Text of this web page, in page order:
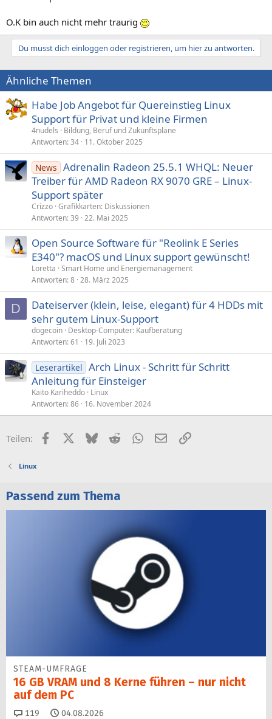
O.K bin auch nicht mehr traurig
Du musst dich einloggen oder registrieren, um hier zu antworten.
Ähnliche Themen
Habe Job Angebot für Quereinstieg Linux
Support für Privat und kleine Firmen
4nudels
Bildung, Beruf und Zukunftspläne
Antworten 34 11. Oktober 2025
News Adrenalin Radeon 25.5.1 WHQL: Neuer
Treiber für AMD Radeon RX 9070 GRE – Linux-
Support später
Crizzo Grafikkarten: Diskussionen
Antworten 39 22. Mai 2025
Open Source Software für "Reolink E Series
E340"? macOS und Linux support gewünscht!
Loretta Smart Home und Energiemanagement
Antworten 8 28. März 2025
D
Dateiserver (klein, leise, elegant) für 4 HDDs mit
sehr gutem Linux-Support
dogecoin Desktop-Computer: Kaufberatung
Antworten 61 19. Juli 2023
Leserartikel Arch Linux - Schritt für Schritt
Anleitung für Einsteiger
Kaito Kariheddo Linux
Antworten 86 16. November 2024
Teilen: FacebookX (Twitter)
BlueskyRedditWhatsApp
E-MailLink
Linux
Passend zum Thema
STEAM-UMFRAGE
16 GB VRAM und 8 Kerne führen – nur nicht
auf dem PC
119 Kommentare
04.08.2026